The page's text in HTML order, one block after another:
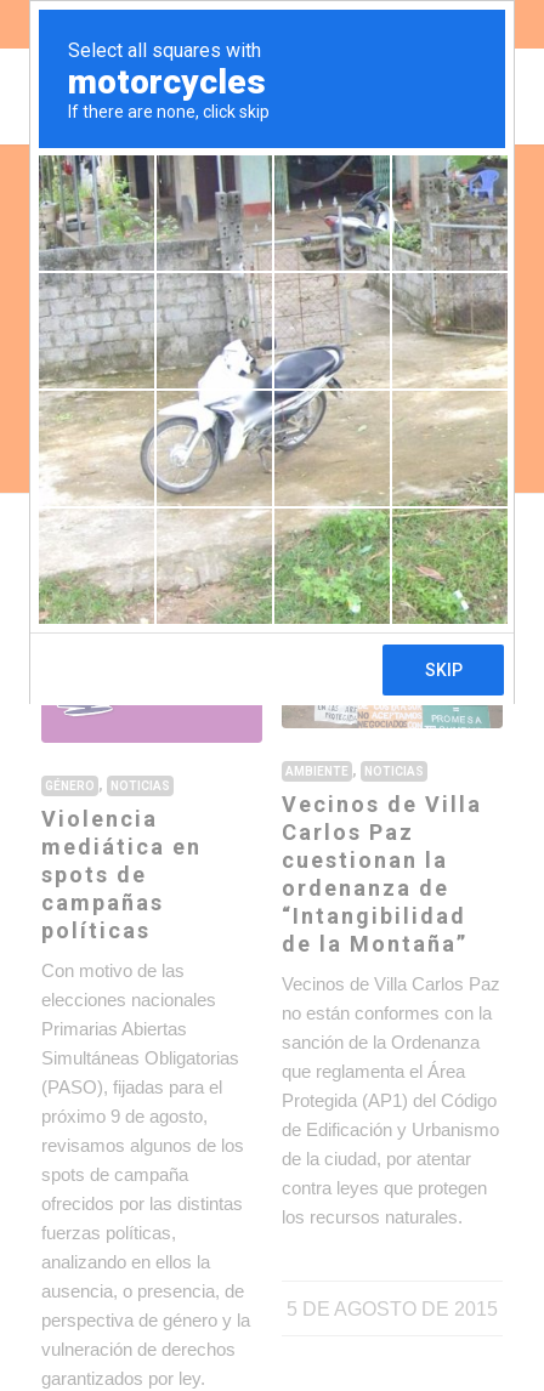
Noticias
Ultimas noticias ›
GÉNERO , NOTICIAS
Violencia
mediática en
spots de
campañas
políticas
Con motivo de las
elecciones nacionales
Primarias Abiertas
Simultáneas Obligatorias
(PASO), fijadas para el
próximo 9 de agosto,
revisamos algunos de los
spots de campaña
ofrecidos por las distintas
fuerzas políticas,
analizando en ellos la
ausencia, o presencia, de
perspectiva de género y la
vulneración de derechos
garantizados por ley.
AMBIENTE , NOTICIAS
Vecinos de Villa
Carlos Paz
cuestionan la
ordenanza de
“Intangibilidad
de la Montaña”
Vecinos de Villa Carlos Paz
no están conformes con la
sanción de la Ordenanza
que reglamenta el Área
Protegida (AP1) del Código
de Edificación y Urbanismo
de la ciudad, por atentar
contra leyes que protegen
los recursos naturales.
5 DE AGOSTO DE 2015